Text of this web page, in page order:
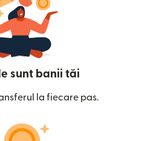
sunt banii tăi
la fiecare pas.